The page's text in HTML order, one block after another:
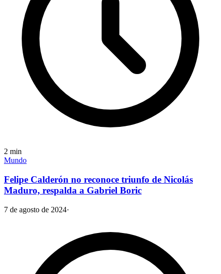
2 min
Mundo
Felipe Calderón no reconoce triunfo de Nicolás
Maduro, respalda a Gabriel Boric
7 de agosto de 2024·